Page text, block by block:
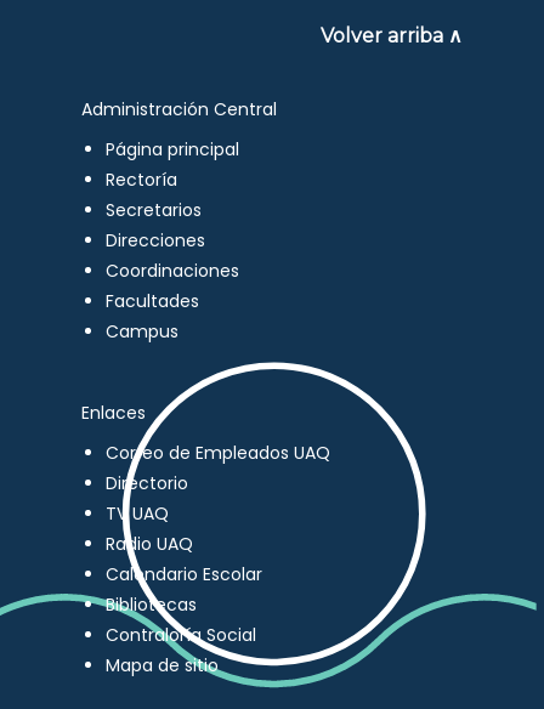
Volver arriba ∧
Administración Central
Página principal
Rectoría
Secretarios
Direcciones
Coordinaciones
Facultades
Campus
Enlaces
Correo de Empleados UAQ
Directorio
TV UAQ
Radio UAQ
Calendario Escolar
Bibliotecas
Contraloría Social
Mapa de sitio